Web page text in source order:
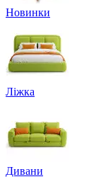
Новинки
Ліжка
Дивани